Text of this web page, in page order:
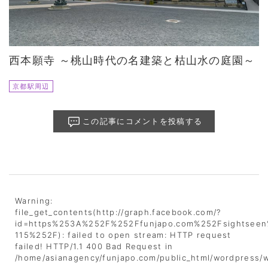
西本願寺 ～桃山時代の名建築と枯山水の庭園～
京都駅周辺
この記事にコメントを投稿する
Warning:
file_get_contents(http://graph.facebook.com/?
115%252F): failed to open stream: HTTP request
failed! HTTP/1.1 400 Bad Request in
/home/asianagency/funjapo.com/public_html/wordpress/